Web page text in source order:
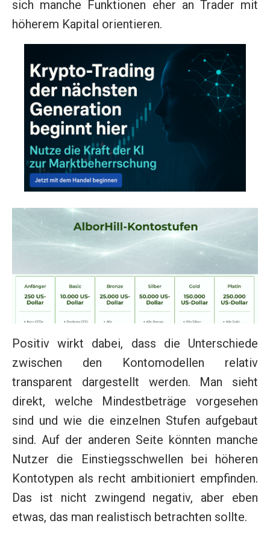
sich manche Funktionen eher an Trader mit
höherem Kapital orientieren.
Positiv wirkt dabei, dass die Unterschiede
zwischen den Kontomodellen relativ
transparent dargestellt werden. Man sieht
direkt, welche Mindestbeträge vorgesehen
sind und wie die einzelnen Stufen aufgebaut
sind. Auf der anderen Seite könnten manche
Nutzer die Einstiegsschwellen bei höheren
Kontotypen als recht ambitioniert empfinden.
Das ist nicht zwingend negativ, aber eben
etwas, das man realistisch betrachten sollte.